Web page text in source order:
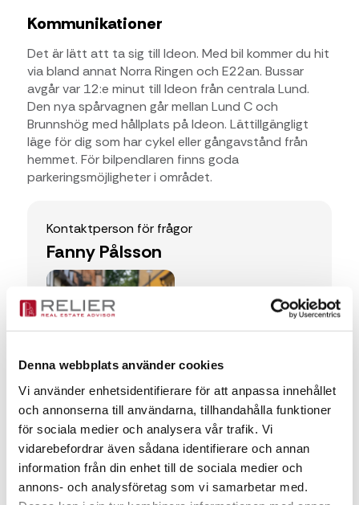
Denna webbplats använder cookies
Vi använder enhetsidentifierare för att anpassa innehållet
och annonserna till användarna, tillhandahålla funktioner
för sociala medier och analysera vår trafik. Vi
vidarebefordrar även sådana identifierare och annan
information från din enhet till de sociala medier och
annons- och analysföretag som vi samarbetar med.
Kommunikationer
Det är lätt att ta sig till Ideon. Med bil kommer du hit
via bland annat Norra Ringen och E22an. Bussar
avgår var 12:e minut till Ideon från centrala Lund.
Den nya spårvagnen går mellan Lund C och
Brunnshög med hållplats på Ideon. Lättillgängligt
läge för dig som har cykel eller gångavstånd från
hemmet. För bilpendlaren finns goda
parkeringsmöjligheter i området.
Kontaktperson för frågor
Fanny Pålsson
+46 736 630029
Meddelande